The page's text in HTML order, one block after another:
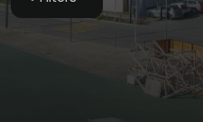
Ferienwohnungen